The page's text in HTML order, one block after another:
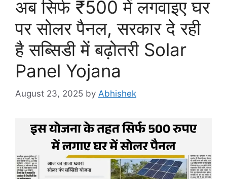
अब सिर्फ ₹500 में लगवाइए घर
पर सोलर पैनल, सरकार दे रही
है सब्सिडी में बढ़ोतरी Solar
Panel Yojana
August 23, 2025 by Abhishek